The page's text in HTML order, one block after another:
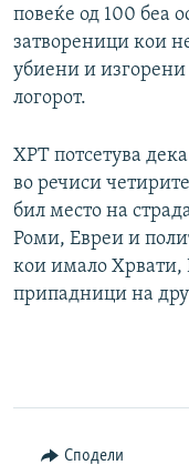
повеќе од 100 беа
затвореници кои
убиени и изгорени
логорот.
ХРТ потсетува
во речиси
бил место на
Роми, Евреи и
кои имало
припадници на
Сподели